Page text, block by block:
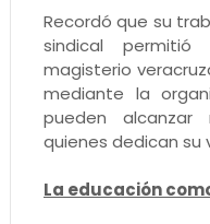
Recordó que su
sindical
magisterio
mediante la
pueden alcanzar
quienes dedican su
La educación